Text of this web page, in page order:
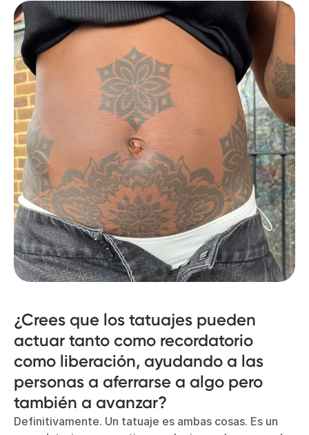
¿Crees que los tatuajes pueden
actuar tanto como recordatorio
como liberación, ayudando a las
personas a aferrarse a algo pero
también a avanzar?
Definitivamente. Un tatuaje es ambas cosas. Es un